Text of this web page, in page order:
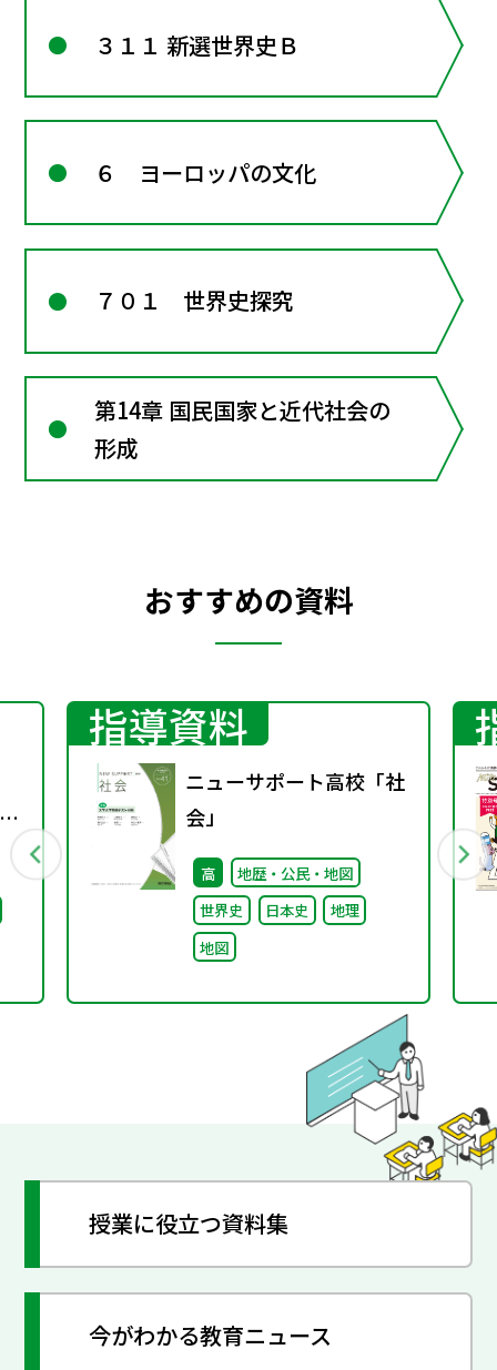
３１１ 新選世界史Ｂ
６ ヨーロッパの文化
７０１ 世界史探究
第14章 国民国家と近代社会の
形成
おすすめの資料
指導資料
ニューサポート高校「社
会」
高
地歴・公民・地図
世界史
日本史
地理
地図
授業に役立つ資料集
今がわかる教育ニュース